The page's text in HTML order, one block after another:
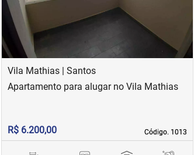
Vila Mathias | Santos
Código. 1013
Código. 1013
Apartamento para alugar no Vila Mathias
R$ 6.200,00